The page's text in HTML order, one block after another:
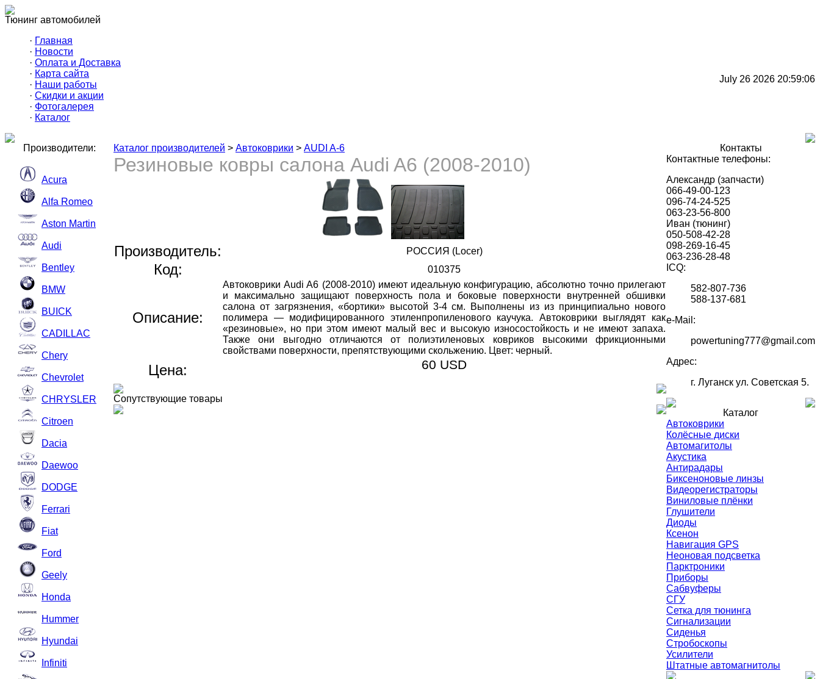
Тюнинг автомобилей
· Главная
· Новости
· Оплата и Доставка
· Карта сайта
· Наши работы
· Скидки и акции
· Фотогалерея
· Каталог
July 26 2026 20:59:06
Производители:
Acura
Alfa Romeo
Aston Martin
Audi
Bentley
BMW
BUICK
CADILLAC
Chery
Chevrolet
CHRYSLER
Citroen
Dacia
Daewoo
DODGE
Ferrari
Fiat
Ford
Geely
Honda
Hummer
Hyundai
Infiniti
Каталог производителей > Автоковрики > AUDI A-6
Резиновые ковры салона Audi A6 (2008-2010)
Производитель: POCCИЯ (Locer)
Код: 010375
Описание:
Автоковрики Audi A6 (2008-2010) имеют идеальную конфигурацию, абсолютно точно прилегают
и максимально защищают поверхность пола и боковые поверхности внутренней обшивки
салона от загрязнения, «бортики» высотой 3-4 см. Выполнены из из принципиально нового
полимера — модифицированного этиленпропиленового каучука. Автоковрики выглядят как
«резиновые», но при этом имеют малый вес и высокую износостойкость и не имеют запаха.
Также они выгодно отличаются от полиэтиленовых ковриков высокими фрикционными
свойствами поверхности, препятствующими скольжению. Цвет: черный.
Цена: 60 USD
Сопутствующие товары
Контакты
Контактные телефоны:
Александр (запчасти)
066-49-00-123
096-74-24-525
063-23-56-800
Иван (тюнинг)
050-508-42-28
098-269-16-45
063-236-28-48
ICQ:
582-807-736
588-137-681
e-Mail:
powertuning777@gmail.com
Адрес:
г. Луганск ул. Советская 5.
Каталог
Автоковрики
Колёсные диски
Автомагитолы
Акустика
Антирадары
Биксеноновые линзы
Видеорегистраторы
Виниловые плёнки
Глушители
Диоды
Ксенон
Навигация GPS
Неоновая подсветка
Парктроники
Приборы
Сабвуферы
СГУ
Сетка для тюнинга
Сигнализации
Сиденья
Стробоскопы
Усилители
Штатные автомагнитолы